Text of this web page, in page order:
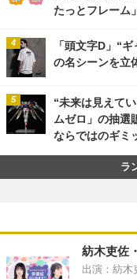
たっとフレーム
「頭文字D」“
の名シーンを立
“未来は見えて
ムゼロ」の抽選
ならではのギミ
ラ
紡木吏佐
出演：紡木